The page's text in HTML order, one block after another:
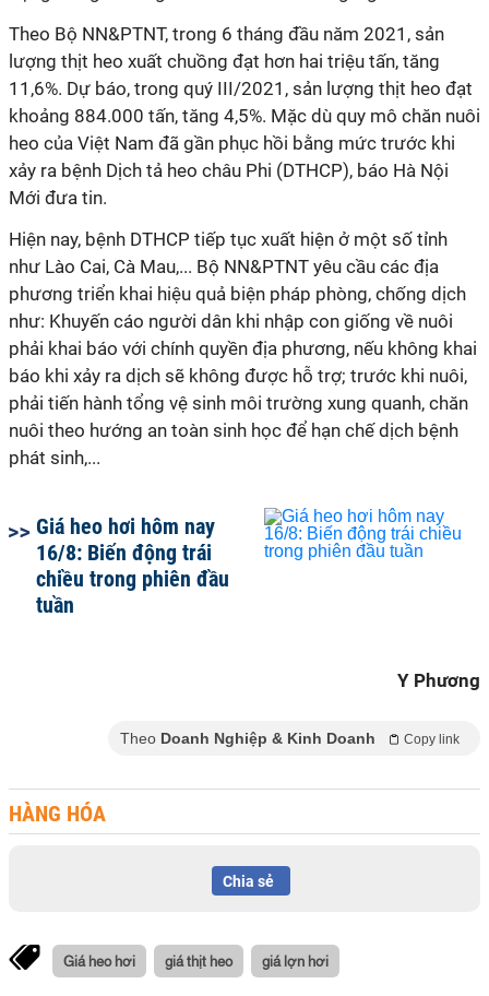
Theo Bộ NN&PTNT, trong 6 tháng đầu năm 2021, sản
lượng thịt heo xuất chuồng đạt hơn hai triệu tấn, tăng
11,6%. Dự báo, trong quý III/2021, sản lượng thịt heo đạt
khoảng 884.000 tấn, tăng 4,5%. Mặc dù quy mô chăn nuôi
heo của Việt Nam đã gần phục hồi bằng mức trước khi
xảy ra bệnh Dịch tả heo châu Phi (DTHCP), báo Hà Nội
Mới đưa tin.
Hiện nay, bệnh DTHCP tiếp tục xuất hiện ở một số tỉnh
như Lào Cai, Cà Mau,... Bộ NN&PTNT yêu cầu các địa
phương triển khai hiệu quả biện pháp phòng, chống dịch
như: Khuyến cáo người dân khi nhập con giống về nuôi
phải khai báo với chính quyền địa phương, nếu không khai
báo khi xảy ra dịch sẽ không được hỗ trợ; trước khi nuôi,
phải tiến hành tổng vệ sinh môi trường xung quanh, chăn
nuôi theo hướng an toàn sinh học để hạn chế dịch bệnh
phát sinh,...
Giá heo hơi hôm nay
16/8: Biến động trái
chiều trong phiên đầu
tuần
Y Phương
Theo Doanh Nghiệp & Kinh Doanh Copy link
HÀNG HÓA
Chia sẻ
Giá heo hơi giá thịt heo giá lợn hơi